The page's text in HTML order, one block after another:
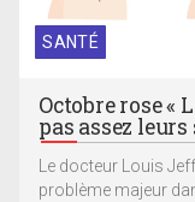
SANTÉ
Octobre rose «
pas assez leurs
Le docteur Louis
problème majeur